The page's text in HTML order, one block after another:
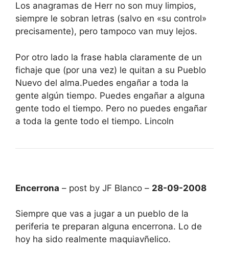
Los anagramas de Herr no son muy limpios,
siempre le sobran letras (salvo en «su control»
precisamente), pero tampoco van muy lejos.
Por otro lado la frase habla claramente de un
fichaje que (por una vez) le quitan a su Pueblo
Nuevo del alma.Puedes engañar a toda la
gente algún tiempo. Puedes engañar a alguna
gente todo el tiempo. Pero no puedes engañar
a toda la gente todo el tiempo. Lincoln
Encerrona – post by JF Blanco – 28-09-2008
Siempre que vas a jugar a un pueblo de la
periferia te preparan alguna encerrona. Lo de
hoy ha sido realmente maquiavñelico.